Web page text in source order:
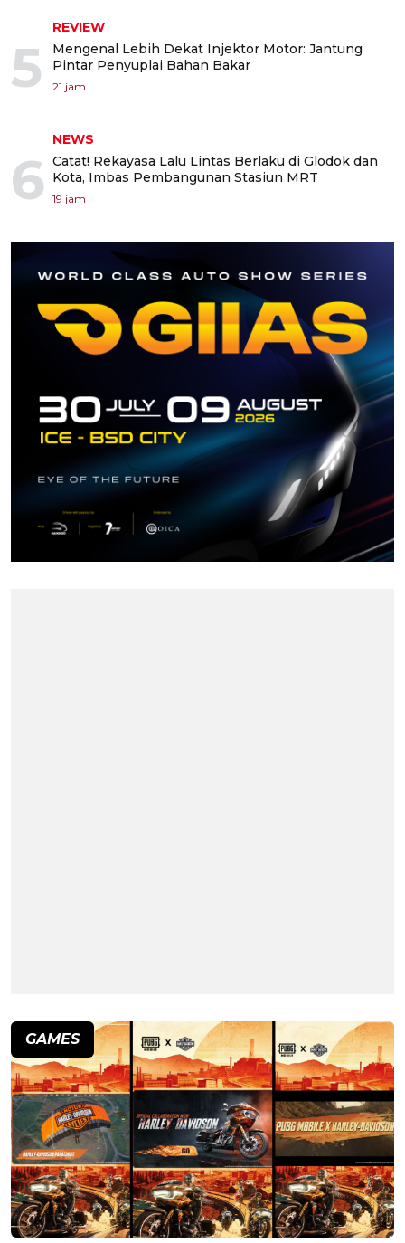
5
REVIEW
Mengenal Lebih Dekat Injektor Motor: Jantung
Pintar Penyuplai Bahan Bakar
21 jam
6
NEWS
Catat! Rekayasa Lalu Lintas Berlaku di Glodok dan
Kota, Imbas Pembangunan Stasiun MRT
19 jam
GAMES